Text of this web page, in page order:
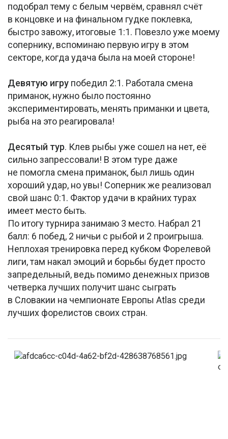
подобрал тему с белым червём, сравнял счёт
в концовке и на финальном гудке поклевка,
быстро завожу, итоговые 1:1. Повезло уже моему
сопернику, вспоминаю первую игру в этом
секторе, когда удача была на моей стороне!
Девятую игру победил 2:1. Работала смена
приманок, нужно было постоянно
экспериментировать, менять приманки и цвета,
рыба на это реагировала!
Десятый тур. Клев рыбы уже сошел на нет, её
сильно запрессовали! В этом туре даже
не помогла смена приманок, был лишь один
хороший удар, но увы! Соперник же реализовал
свой шанс 0:1. Фактор удачи в крайних турах
имеет место быть.
По итогу турнира занимаю 3 место. Набрал 21
балл: 6 побед, 2 ничьи с рыбой и 2 проигрыша.
Неплохая тренировка перед кубком Форелевой
лиги, там накал эмоций и борьбы будет просто
запредельный, ведь помимо денежных призов
четверка лучших получит шанс сыграть
в Словакии на чемпионате Европы Atlas среди
лучших форелистов своих стран.